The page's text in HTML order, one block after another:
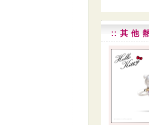
:: 其 他